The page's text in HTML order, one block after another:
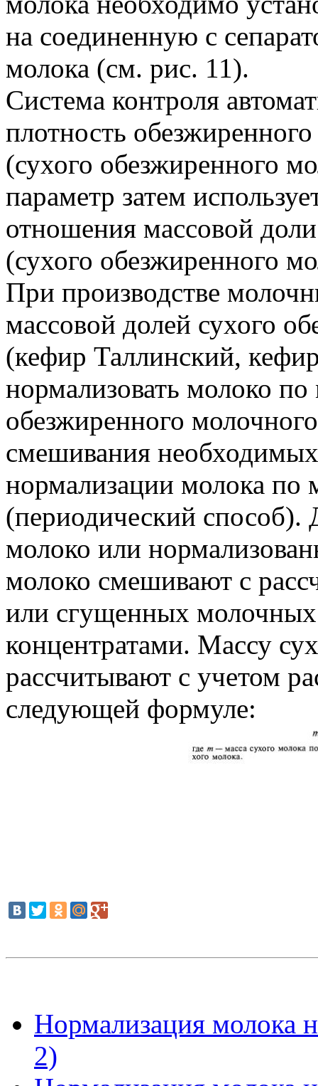
на соединенную с
молока (см. рис. 11).
Система контроля
плотность
(сухого обезжиренного
параметр затем
отношения массовой
(сухого обезжиренного
При производстве
массовой долей сухого
(кефир Таллинский,
нормализовать молоко по
обезжиренного
смешивания
нормализации молока по
(периодический способ).
молоко или
молоко смешивают с
или сгущенных
концентратами. Массу
рассчитывают с учетом
следующей формуле:
Нормализация молока
2)